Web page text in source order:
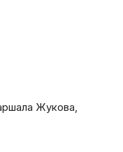
Жукова,